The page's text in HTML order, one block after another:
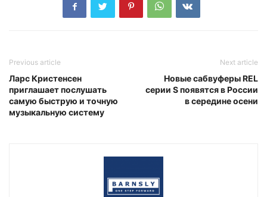
Previous article
Ларс Кристенсен
приглашает послушать
самую быструю и точную
музыкальную систему
Next article
Новые сабвуферы REL
серии S появятся в России
в середине осени